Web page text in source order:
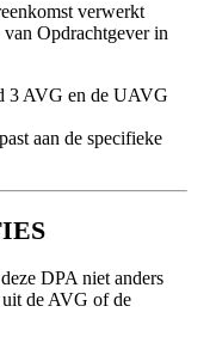
verwerkt
van Opdrachtgever in
3 AVG en de UAVG
aan de specifieke
DPA niet anders
uit de AVG of de